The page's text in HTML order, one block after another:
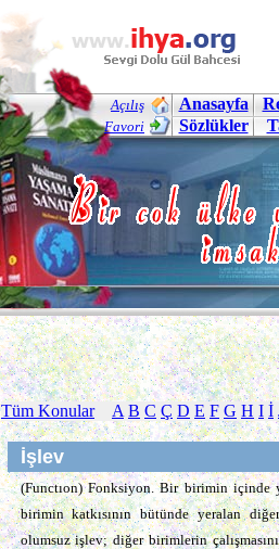
Açılış
Favori
Anasayfa
Sözlükler
Tüm Konular A B C Ç D E F G H I İ
İşlev
(Functıon) Fonksiyon. Bir birimin içinde
birimin katkısının bütünde yeralan
olumsuz işlev; diğer birimlerin